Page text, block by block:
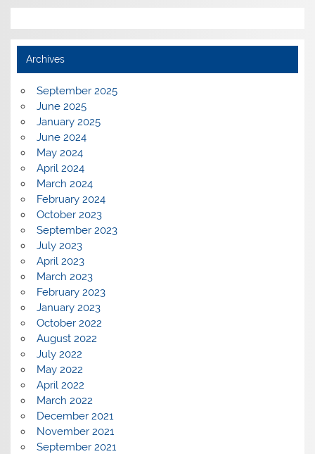
Archives
September 2025
June 2025
January 2025
June 2024
May 2024
April 2024
March 2024
February 2024
October 2023
September 2023
July 2023
April 2023
March 2023
February 2023
January 2023
October 2022
August 2022
July 2022
May 2022
April 2022
March 2022
December 2021
November 2021
September 2021